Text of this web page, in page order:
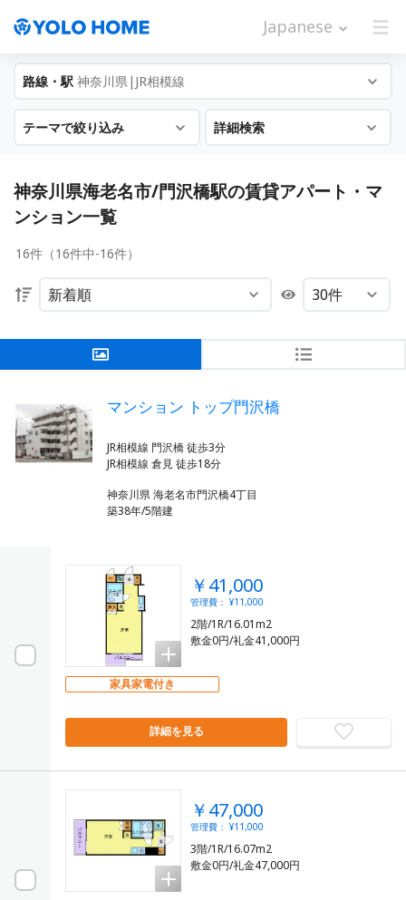
Japanese
路線・駅 神奈川県|JR相模線
テーマで絞り込み 詳細検索
神奈川県海老名市/門沢橋駅の賃貸アパート・マ
ンション一覧
16件（16件中-16件）
マンション トップ門沢橋
JR相模線 門沢橋 徒歩3分
神奈川県 海老名市門沢橋4丁目
築38年/5階建
￥41,000
管理費： ¥11,000
2階/1R/16.01m2
敷金0円/礼金41,000円
家具家電付き
詳細を見る
￥47,000
管理費： ¥11,000
3階/1R/16.07m2
敷金0円/礼金47,000円